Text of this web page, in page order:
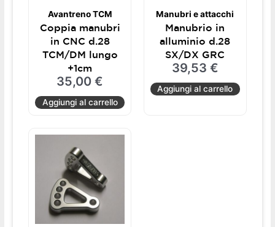
Avantreno TCM
Coppia manubri
in CNC d.28
TCM/DM lungo
+1cm
35,00€
Aggiungi al carrello
Manubri e attacchi
Manubrio in
alluminio d.28
SX/DX GRC
39,53 €
Aggiungi al carrello